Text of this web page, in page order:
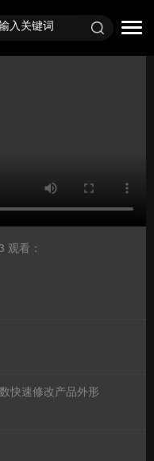
观看：
快速修改产品外形